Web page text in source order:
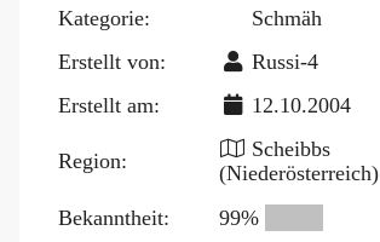
Kategorie:
Schmäh
Erstellt von:
Russi-4
Erstellt am:
12.10.2004
Region:
Scheibbs
(Niederösterreich)
Bekanntheit:
99%